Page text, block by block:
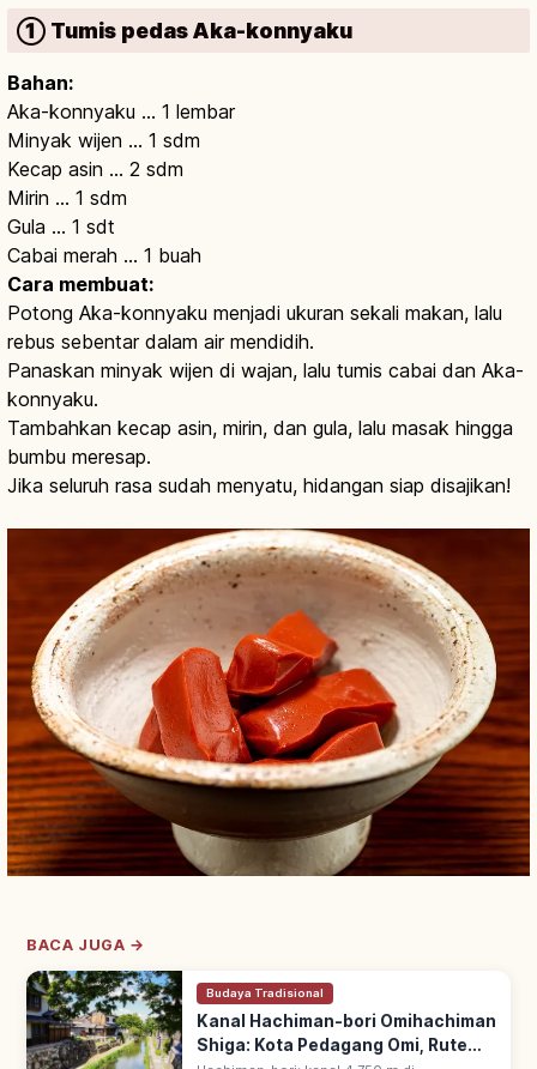
① Tumis pedas Aka-konnyaku
Bahan:
Aka-konnyaku … 1 lembar
Minyak wijen … 1 sdm
Kecap asin … 2 sdm
Mirin … 1 sdm
Gula … 1 sdt
Cabai merah … 1 buah
Cara membuat:
Potong Aka-konnyaku menjadi ukuran sekali makan, lalu
rebus sebentar dalam air mendidih.
Panaskan minyak wijen di wajan, lalu tumis cabai dan Aka-
konnyaku.
Tambahkan kecap asin, mirin, dan gula, lalu masak hingga
bumbu meresap.
Jika seluruh rasa sudah menyatu, hidangan siap disajikan!
BACA JUGA →
Budaya Tradisional
Kanal Hachiman-bori Omihachiman
Shiga: Kota Pedagang Omi, Rute